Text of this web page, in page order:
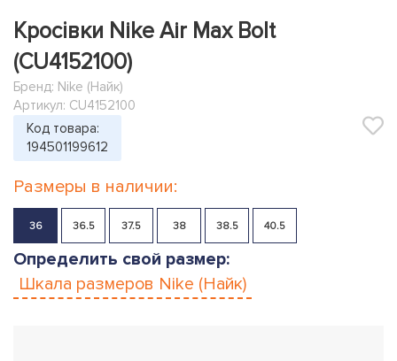
Кросівки Nike Air Max Bolt
(CU4152100)
Бренд: Nike (Найк)
Артикул: CU4152100
Код товара:
194501199612
Размеры в наличии:
36 36.5 37.5 38 38.5 40.5
Определить свой размер:
Шкала размеров Nike (Найк)